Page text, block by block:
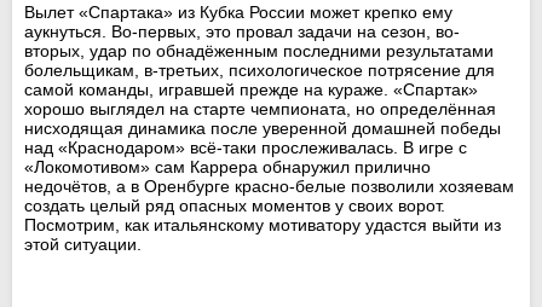
Вылет «Спартака» из Кубка России может крепко ему
аукнуться. Во-первых, это провал задачи на сезон, во-
вторых, удар по обнадёженным последними результатами
болельщикам, в-третьих, психологическое потрясение для
самой команды, игравшей прежде на кураже. «Спартак»
хорошо выглядел на старте чемпионата, но определённая
нисходящая динамика после уверенной домашней победы
над «Краснодаром» всё-таки прослеживалась. В игре с
«Локомотивом» сам Каррера обнаружил прилично
недочётов, а в Оренбурге красно-белые позволили хозяевам
создать целый ряд опасных моментов у своих ворот.
Посмотрим, как итальянскому мотиватору удастся выйти из
этой ситуации.